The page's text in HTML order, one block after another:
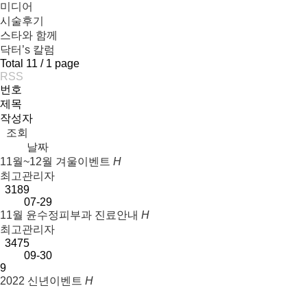
미디어
시술후기
스타와 함께
닥터’s 칼럼
Total 11 /1 page
RSS
번호
제목
작성자
조회
날짜
11월~12월 겨울이벤트 H
최고관리자
3189
07-29
11월 윤수정피부과 진료안내 H
최고관리자
3475
09-30
9
2022 신년이벤트 H